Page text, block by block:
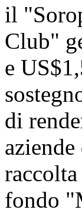
il
Club"
e
di
fondo